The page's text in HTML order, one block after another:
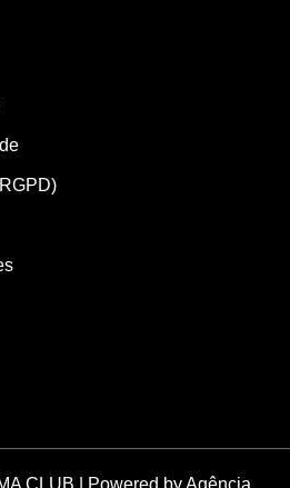
CLUB | Powered by Agência